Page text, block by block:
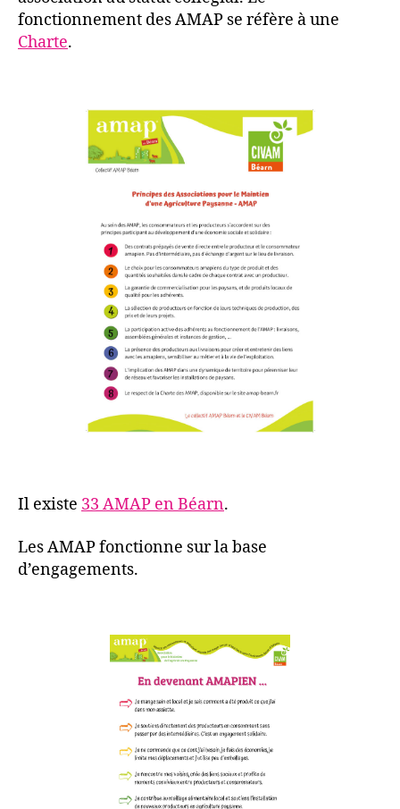
fonctionnement des AMAP se réfère à une
Charte.
Il existe 33 AMAP en Béarn.
Les AMAP fonctionne sur la base
d’engagements.